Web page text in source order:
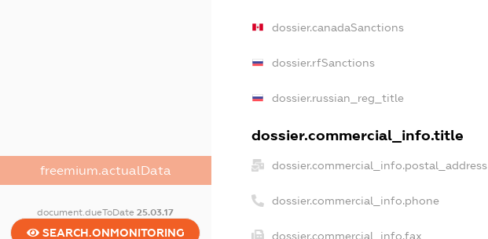
freemium.actualData
document.dueToDate25.03.17
SEARCH.ONMONITORING
dossier.canadaSanctions
dossier.rfSanctions
dossier.russian_reg_title
dossier.commercial_info.title
dossier.commercial_info.postal_address
dossier.commercial_info.phone
dossier.commercial_info.fax